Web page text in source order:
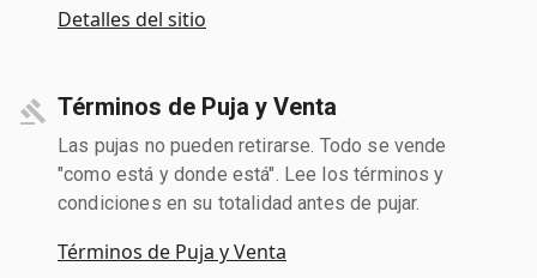
Detalles del sitio
Términos de Puja y Venta
Las pujas no pueden retirarse. Todo se vende
"como está y donde está". Lee los términos y
condiciones en su totalidad antes de pujar.
Términos de Puja y Venta